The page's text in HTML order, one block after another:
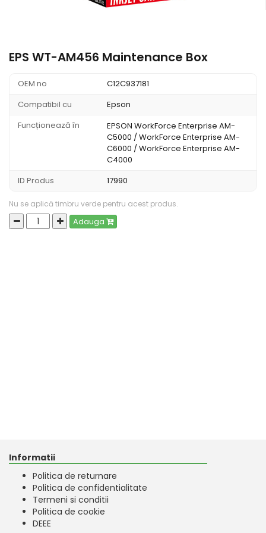
EPS WT-AM456 Maintenance Box
OEM no
C12C937181
Compatibil cu
Epson
Funcționează în
EPSON WorkForce Enterprise AM-
C5000 / WorkForce Enterprise AM-
C6000 / WorkForce Enterprise AM-
C4000
ID Produs
17990
Nu se aplică timbru verde pentru acest produs.
Adauga
Informatii
Politica de returnare
Politica de confidentialitate
Termeni si conditii
Politica de cookie
DEEE